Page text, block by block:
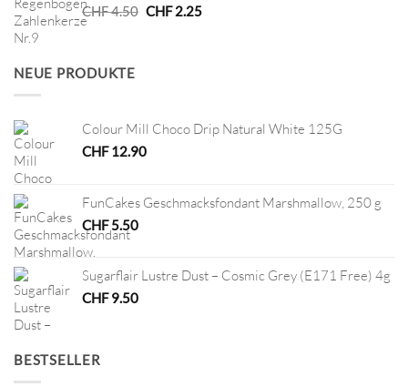
CHF4.50 Ursprünglicher
CHF2.25Aktueller
NEUE PRODUKTE
Colour Mill Choco Drip Natural White 125G
CHF12.90
FunCakes Geschmacksfondant Marshmallow, 250 g
CHF5.50
Sugarflair Lustre Dust – Cosmic Grey (E171 Free) 4g
CHF9.50
BESTSELLER